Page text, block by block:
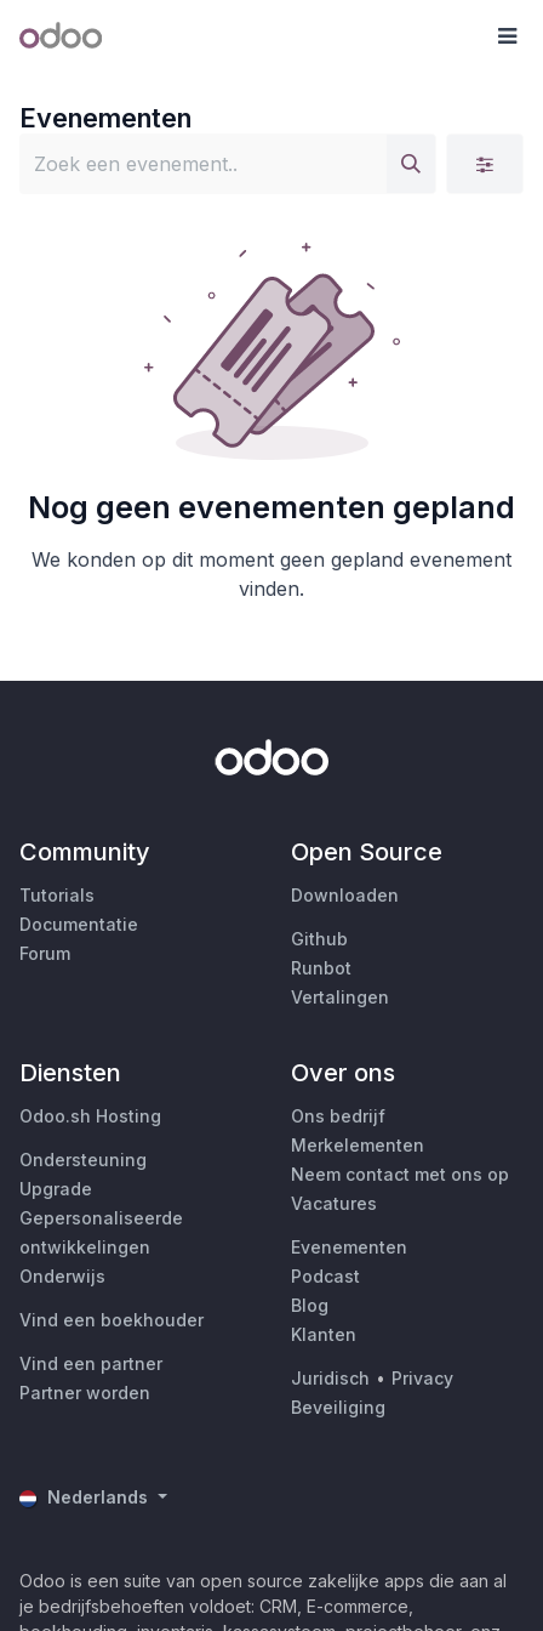
Odoo
Evenementen
Nog geen evenementen gepland
We konden op dit moment geen gepland evenement
vinden.
Community
Tutorials
Documentatie
Forum
Open Source
Downloaden
Github
Runbot
Vertalingen
Diensten
Odoo.sh Hosting
Ondersteuning
Upgrade
Gepersonaliseerde
ontwikkelingen
Onderwijs
Vind een boekhouder
Vind een partner
Partner worden
Over ons
Ons bedrijf
Merkelementen
Neem contact met ons op
Vacatures
Evenementen
Podcast
Blog
Klanten
Juridisch • Privacy
Beveiliging
Nederlands
Odoo is een suite van open source zakelijke apps die aan al
je bedrijfsbehoeften voldoet: CRM, E-commerce,